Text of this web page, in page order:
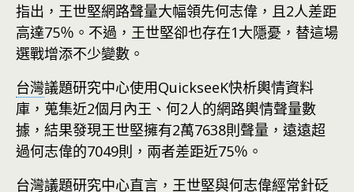
指出，王世堅網路聲量大幅領先何志偉，且2人差距
高達75％。不過，王世堅卻也存在1大隱憂，替這場
選戰增添不少變數。
台灣議題研究中心使用QuickseeK快析輿情資料
庫，蒐集近2個月內王、何2人的網路輿情聲量數
據，結果發現王世堅擁有2萬7638則聲量，遠遠超
過何志偉的7049則，兩者差距近75％。
台灣議題研究中心直言，王世堅與何志偉經常針砭